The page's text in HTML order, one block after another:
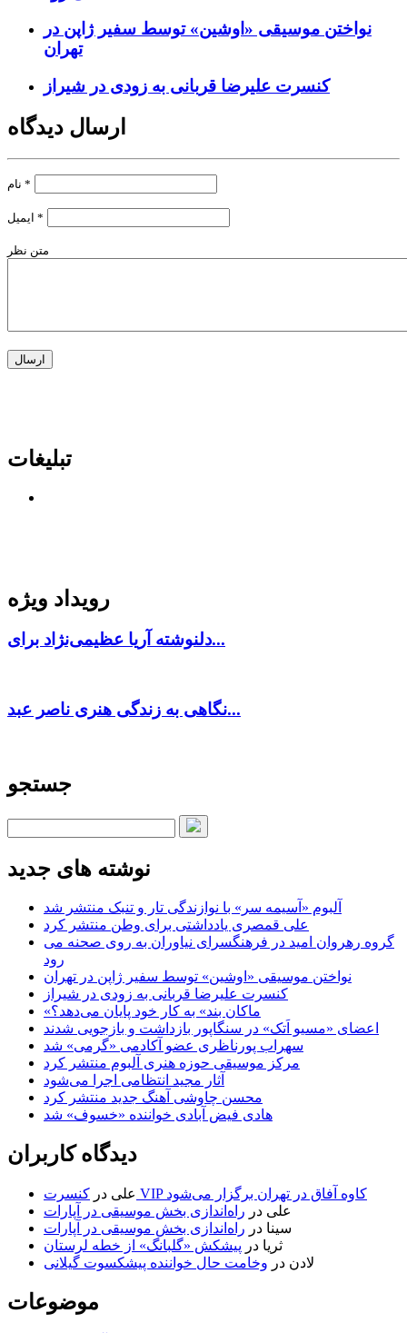
نواختن موسیقی «اوشین» توسط سفیر ژاپن در
تهران
کنسرت علیرضا قربانی به زودی در شیراز
ارسال دیدگاه
*
*
متن نظر
تبلیغات
رویداد ویژه
دلنوشته آریا عظیمی‌نژاد برای...
نگاهی به زندگی هنری ناصر عبد...
جستجو
نوشته های جدید
آلبوم «آسیمه سر» با نوازندگی تار و تنبک منتشر شد
علی قمصری یادداشتی برای وطن منتشر کرد
گروه رهروان امید در فرهنگسرای نیاوران به روی صحنه می
رود
نواختن موسیقی «اوشین» توسط سفیر ژاپن در تهران
کنسرت علیرضا قربانی به زودی در شیراز
«ماکان بند» به کار خود پایان می‌دهد؟
اعضای «مسیو اَتک» در سنگاپور بازداشت و بازجویی شدند
سهراب پورناظری عضو آکادمی «گرمی» شد
مرکز موسیقی حوزه هنری آلبوم منتشر کرد
آثار مجید انتظامی اجرا می‌شود
محسن چاوشی آهنگ جدید منتشر کرد
هادی فیض آبادی خواننده «خسوف» شد
دیدگاه کاربران
علی در
کنسرت VIP کاوه آفاق در تهران برگزار می‌شود
علی در راه‌اندازی بخش موسیقی در آپارات
سینا در راه‌اندازی بخش موسیقی در آپارات
ثریا در پیشکش «گلبانگ» از خطه لرستان
لادن در وخامت حال خواننده پیشکسوت گیلانی
موضوعات